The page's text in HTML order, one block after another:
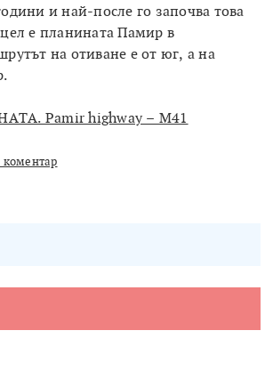
и най-после го започва това
е планината Памир в
на отиване е от юг, а на
Pamir highway – М41
коментар